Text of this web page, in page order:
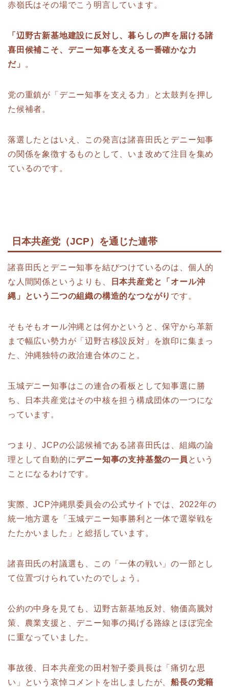
赤嶺氏はその場でこう明言しています。
「辺野古新基地建設に反対し、暮らしの声を届ける諸
喜田候補こそ、デニー知事を支える一番確かな力
だ」
。
党の重鎮が「デニー知事を支える力」と太鼓判を押し
た候補者。
落選したとはいえ、この発言は諸喜田氏とデニー知事
の関係を象徴するものとして、いま改めて注目を集め
ているのです。
日本共産党（JCP）を通じた連帯
諸喜田氏とデニー知事を結びつけているのは、個人的
な人間関係というよりも、
日本共産党と「オール沖
縄」という二つの組織の構造的なつながり です。
そもそもオール沖縄とは何かというと、保守から革新
まで幅広い勢力が「辺野古移設反対」を旗印に集まっ
た、沖縄独特の政治連合体のこと。
玉城デニー知事はこの連合の看板として知事選に勝
ち、日本共産党はその中核を担う構成団体の一つにな
っています。
つまり、JCPの公認候補である諸喜田氏は、組織の論
理として自動的にデニー知事の支持基盤の一員 という
ことになるわけです。
実際、JCP沖縄県委員会の公式サイトでは、2022年の
統一地方選を「玉城デニー知事勝利と一体で選挙戦を
たたかいました」と総括しています。
諸喜田氏の村議選も、この「一体の戦い」の一部とし
て位置づけられていたのでしょう。
公約の中身を見ても、辺野古新基地反対、物価高騰対
策、農業支援と、デニー知事の掲げる路線とほぼ完全
に重なっていました。
事故後、日本共産党の田村智子委員長は「痛切な思
い」という哀悼コメントを出しましたが、船長の党籍